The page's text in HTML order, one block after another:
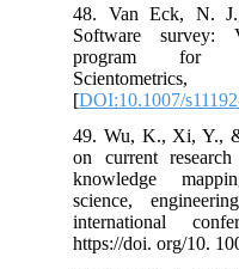
48. Van Eck, N.
Software
program for
[DOI:10.1007/
49. Wu, K., Xi, Y.,
on current
knowledge
science,
international
https://doi. org/10.